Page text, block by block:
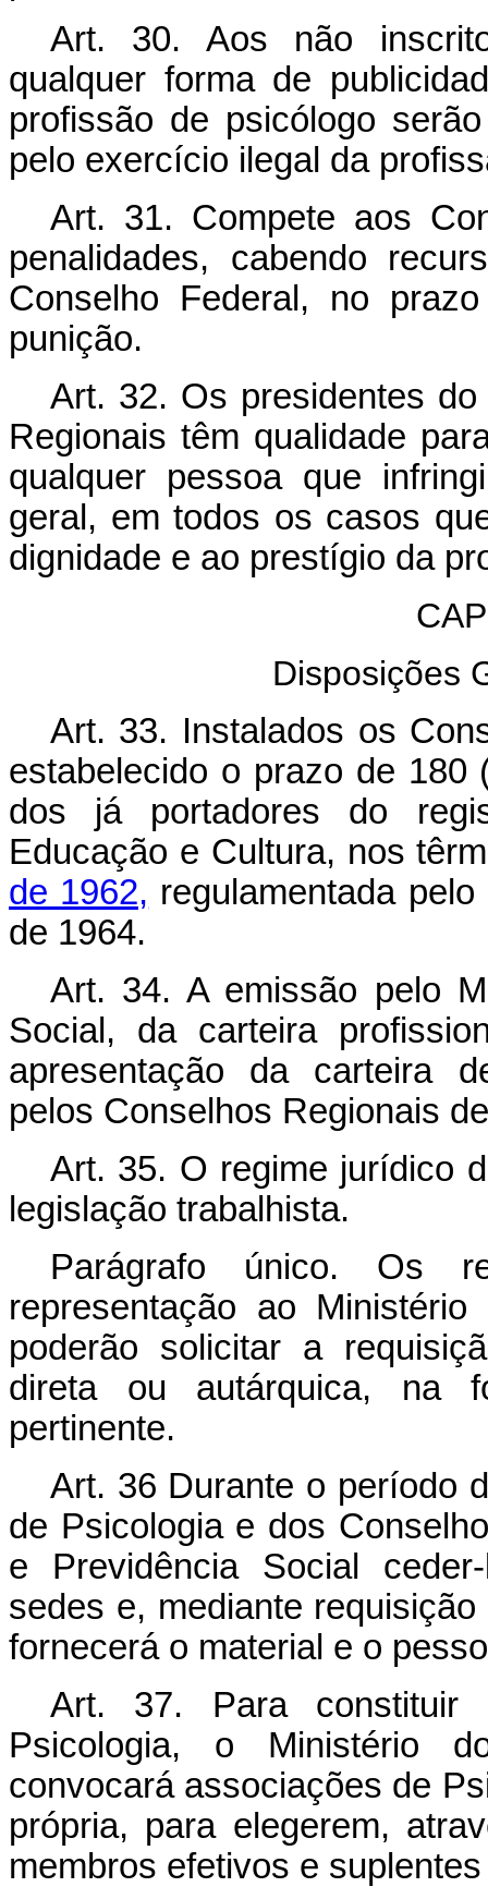
Art. 30. Aos não
qualquer forma de
profissão de psicólogo
pelo exercício ilegal da
Art. 31. Compete aos
penalidades, cabendo
Conselho Federal, no
punição.
Art. 32. Os presidentes
Regionais têm qualidade
qualquer pessoa que
geral, em todos os casos
dignidade e ao prestígio da
Disposições
Art. 33. Instalados os
estabelecido o prazo de 180
dos já portadores do
Educação e Cultura, nos
de 1962, regulamentada
de 1964.
Art. 34. A emissão pelo
Social, da carteira
apresentação da carteira
pelos Conselhos Regionais
Art. 35. O regime jurídico
legislação trabalhista.
Parágrafo único. Os
representação ao
poderão solicitar a
direta ou autárquica, na
pertinente.
Art. 36 Durante o período
de Psicologia e dos
e Previdência Social
sedes e, mediante
fornecerá o material e o
Art. 37. Para constituir
Psicologia, o Ministério
convocará associações de
própria, para elegerem,
membros efetivos e